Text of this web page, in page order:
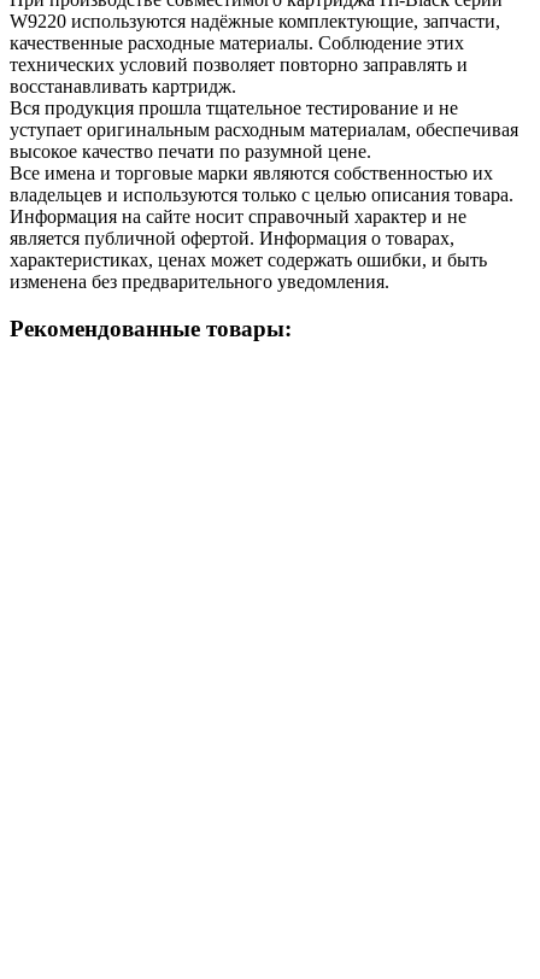
W9220 используются надёжные комплектующие, запчасти,
качественные расходные материалы. Соблюдение этих
технических условий позволяет повторно заправлять и
восстанавливать картридж.
Вся продукция прошла тщательное тестирование и не
уступает оригинальным расходным материалам, обеспечивая
высокое качество печати по разумной цене.
Все имена и торговые марки являются собственностью их
владельцев и используются только с целью описания товара.
Информация на сайте носит справочный характер и не
является публичной офертой. Информация о товарах,
характеристиках, ценах может содержать ошибки, и быть
изменена без предварительного уведомления.
Рекомендованные товары: